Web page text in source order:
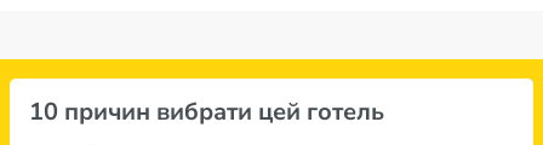
10 причин вибрати цей готель